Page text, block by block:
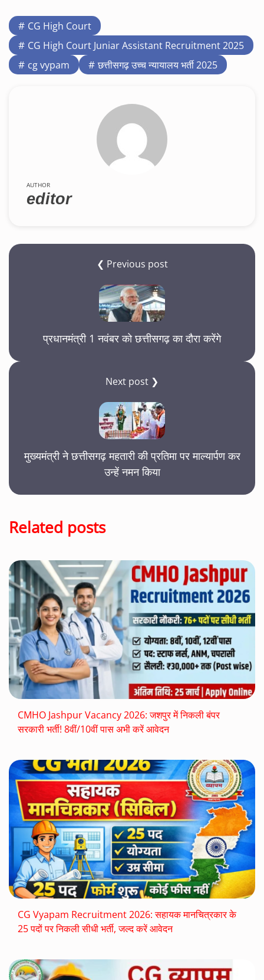
CG High Court
CG High Court Juniar Assistant Recruitment 2025
cg vypam
छत्तीसगढ़ उच्च न्यायालय भर्ती 2025
AUTHOR
editor
❮ Previous post
प्रधानमंत्री 1 नवंबर को छत्तीसगढ़ का दौरा करेंगे
Next post ❯
मुख्यमंत्री ने छत्तीसगढ़ महतारी की प्रतिमा पर माल्यार्पण कर
उन्हें नमन किया
Related posts
CMHO Jashpur Vacancy 2026: जशपुर में निकली बंपर
सरकारी भर्ती! 8वीं/10वीं पास अभी करें आवेदन
CG Vyapam Recruitment 2026: सहायक मानचित्रकार के
25 पदों पर निकली सीधी भर्ती, जल्द करें आवेदन